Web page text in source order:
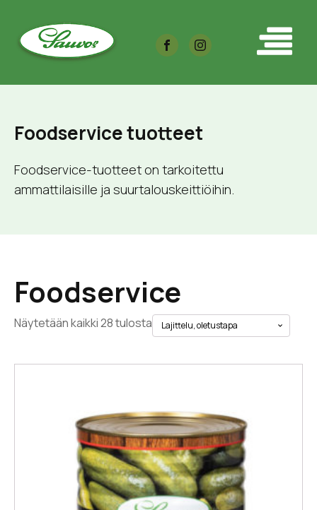
Foodservice tuotteet
Foodservice-tuotteet on tarkoitettu
ammattilaisille ja suurtalouskeittiöihin.
Foodservice
Näytetään kaikki 28 tulosta